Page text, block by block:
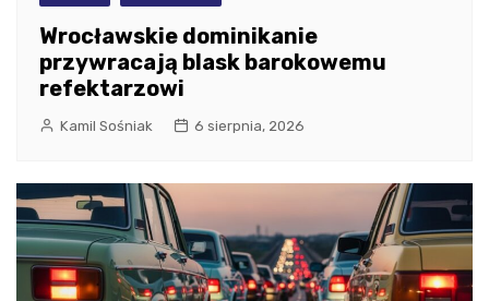
Wrocławskie dominikanie
przywracają blask barokowemu
refektarzowi
Kamil Sośniak 6 sierpnia, 2026